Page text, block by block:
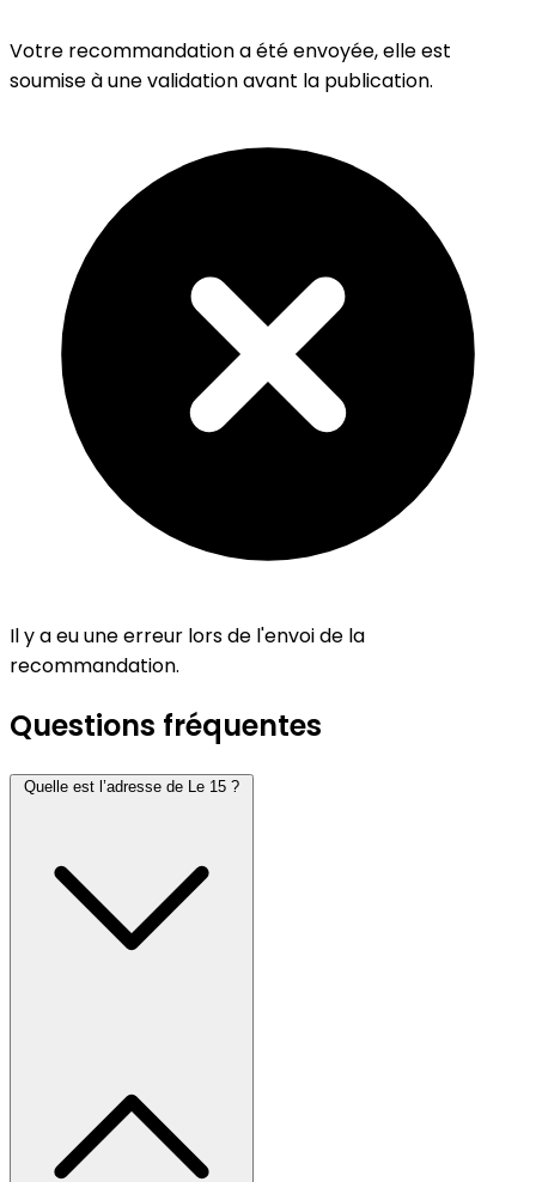
Votre recommandation a été envoyée, elle est
soumise à une validation avant la publication.
Il y a eu une erreur lors de l'envoi de la
recommandation.
Questions fréquentes
Quelle est l’adresse de Le 15 ?